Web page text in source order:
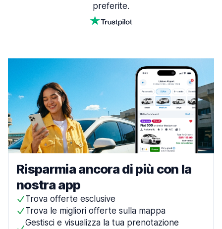
preferite.
Risparmia ancora di più con la
nostra app
Trova offerte esclusive
Trova le migliori offerte sulla mappa
Gestisci e visualizza la tua prenotazione